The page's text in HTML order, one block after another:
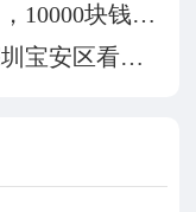
你好，我在分期乐上面借了，10000块钱，现在利息
我弟涉嫌诈骗，现羁押在深圳宝安区看守所，我们想请律